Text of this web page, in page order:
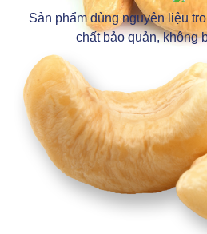
Sản phẩm dùng nguyên liệu
chất bảo quản, không